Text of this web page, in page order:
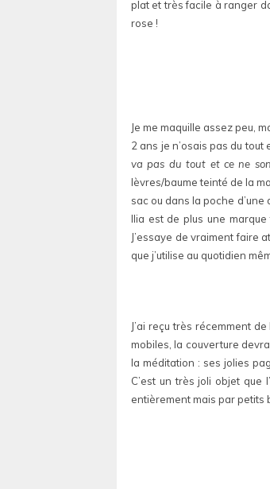
plat et très facile à ranger
rose !
Je me maquille assez peu,
2 ans je n’osais pas du
va pas du tout et ce ne
lèvres/baume teinté de la
sac ou dans la poche
Ilia est de plus une
J’essaye de vraiment faire
que j’utilise au quotidien
J’ai reçu très récemment
mobiles, la couverture
la méditation : ses jolies
C’est un très joli objet que
entièrement mais par petits